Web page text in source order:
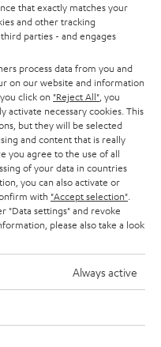
an und erhalte bis zu
that exactly matches your
and other tracking
parties - and engages
process data from you and
on our website and information
click on "Reject All" , you
necessary cookies. This
but they will be selected
and content that is really
you agree to the use of all
of your data in countries
you can also activate or
with "Accept selection"
"Data settings" and revoke
please also take a look
Always active